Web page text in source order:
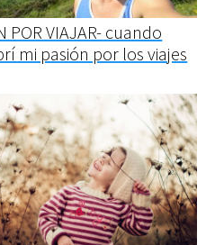
POR VIAJAR- cuando
mi pasión por los viajes